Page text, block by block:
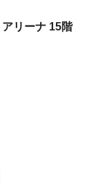
リーナ 15階